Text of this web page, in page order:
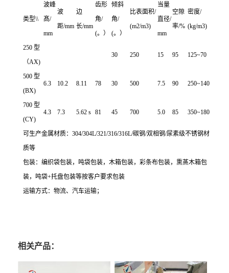
类型\\
波峰
髙/
mm
波
距/mm
边
长/mm
齿形
角/
(。）
倾斜
角/
(。）
比表面积/
(m2/m3)
当量
直径/
mm
空隙
率/%
密度/
(kg/m3)
250 型
（AX)
30 250 15 95 125~70
500 型
(BX)
6.3 10.2 8.11 78 30 500 7.5 90 250~140
700 型
(CY)
4.3 7.3 5.62 s 81 45 700 5.0 85 350~180
可生产金属材质：304/304L/321/316/316L/碳钢/双相钢/尿素级不锈钢材
质等
包装：编织袋包装，吨袋包装，木箱包装，彩条布包装，熏蒸木箱包
装，吨袋+托盘包装等按客户要求包装
运输方式：物流、汽车运输；
相关产品：